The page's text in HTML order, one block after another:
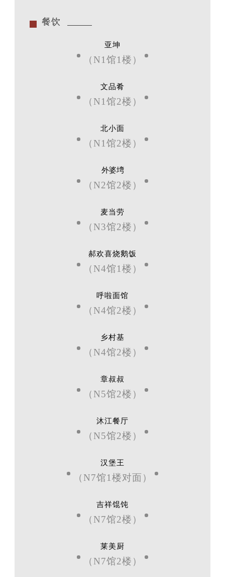
餐饮
亚坤
（N1馆1楼）
文品肴
（N1馆2楼）
北小面
（N1馆2楼）
外婆塆
（N2馆2楼）
麦当劳
（N3馆2楼）
郝欢喜烧鹅饭
（N4馆1楼）
呼啦面馆
（N4馆2楼）
乡村基
（N4馆2楼）
章叔叔
（N5馆2楼）
沐江餐厅
（N5馆2楼）
汉堡王
（N7馆1楼对面）
吉祥馄饨
（N7馆2楼）
莱美厨
（N7馆2楼）